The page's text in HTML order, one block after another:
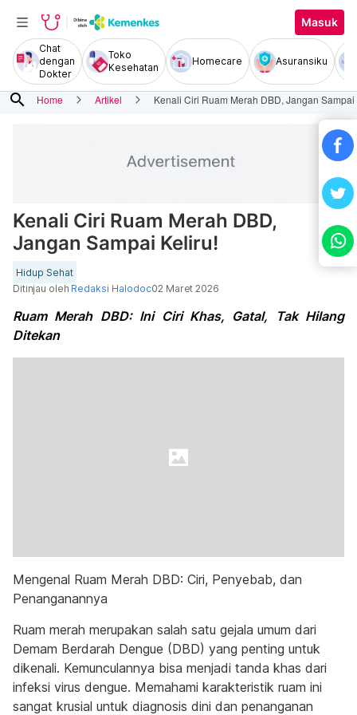
Masuk
Chat
dengan
Dokter
Toko
Kesehatan
Homecare Asuransiku
search Home Artikel Kenali Ciri Ruam Merah DBD, Jangan
Kenali Ciri Ruam Merah DBD,
Jangan Sampai Keliru!
Hidup Sehat
Ditinjau oleh Redaksi Halodoc02 Maret 2026
Ruam Merah DBD: Ini Ciri Khas, Gatal, Tak Hilang
Ditekan
Mengenal Ruam Merah DBD: Ciri, Penyebab, dan
Penanganannya
Ruam merah merupakan salah satu gejala umum dari
Demam Berdarah Dengue (DBD) yang penting untuk
dikenali. Kemunculannya bisa menjadi tanda khas dari
infeksi virus dengue. Memahami karakteristik ruam ini
sangat krusial untuk diagnosis dini dan penanganan